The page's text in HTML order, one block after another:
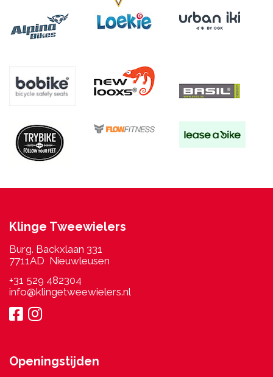
Klinge Tweewielers
Burg. Backxlaan 331
7711AD Nieuwleusen
+31 529 482304
info@klingetweewielers.nl
Openingstijden